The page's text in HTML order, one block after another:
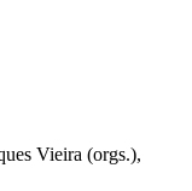
Vieira (orgs.),